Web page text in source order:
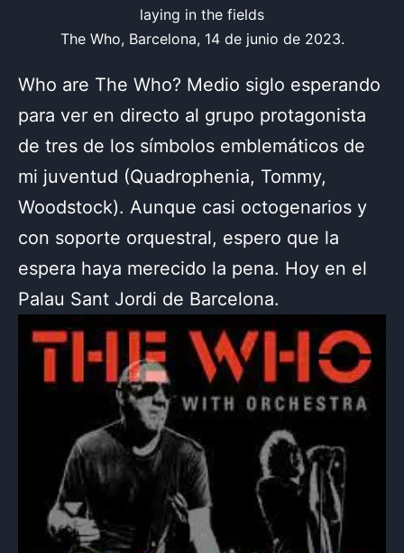
laying in the fields
The Who, Barcelona, 14 de junio de 2023.
Who are The Who? Medio siglo esperando
para ver en directo al grupo protagonista
de tres de los símbolos emblemáticos de
mi juventud (Quadrophenia, Tommy,
Woodstock). Aunque casi octogenarios y
con soporte orquestral, espero que la
espera haya merecido la pena. Hoy en el
Palau Sant Jordi de Barcelona.